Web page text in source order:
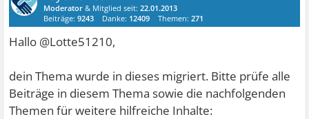
Moderator & Mitglied seit:22.01.2013
Beiträge:9243 Danke: 12409 Themen:271
Hallo @Lotte51210,
dein Thema wurde in dieses migriert. Bitte prüfe alle
Beiträge in diesem Thema sowie die nachfolgenden
Themen für weitere hilfreiche Inhalte: